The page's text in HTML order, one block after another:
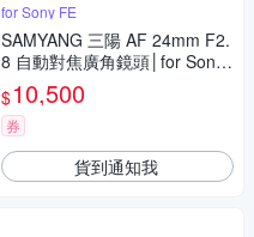
for Sony FE
SAMYANG 三陽 AF 24mm F2.
8 自動對焦廣角鏡頭│for Sony
FE [公司貨]
$10,500
券
貨到通知我